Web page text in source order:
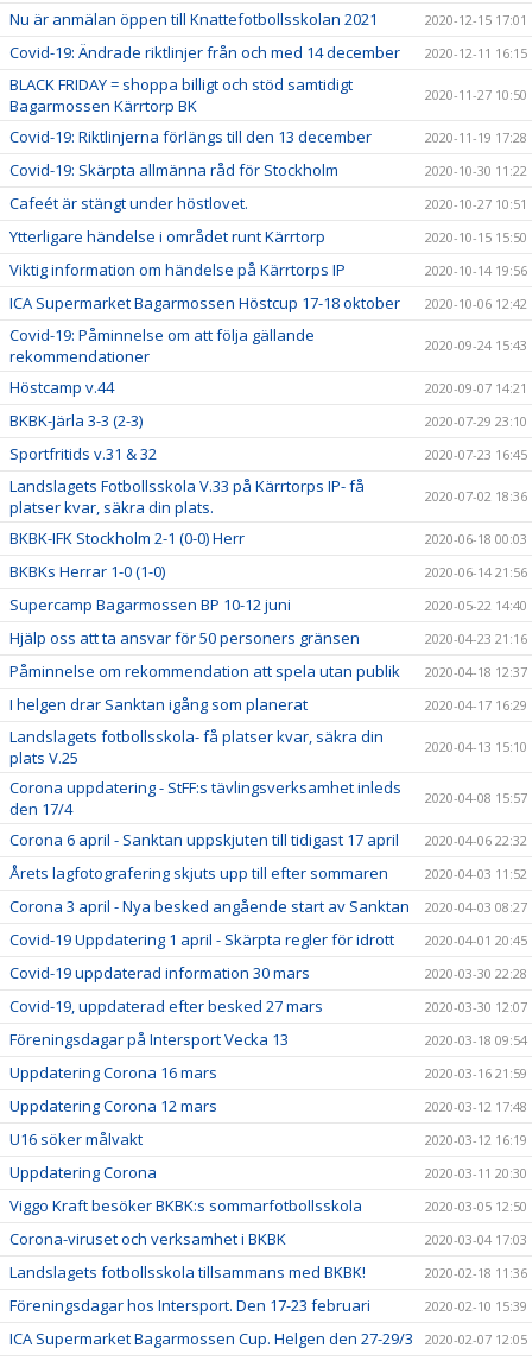
Nu är anmälan öppen till Knattefotbollsskolan 2021 2020-12-15 17:01
Covid-19: Ändrade riktlinjer från och med 14 december 2020-12-11 16:15
BLACK FRIDAY = shoppa billigt och stöd samtidigt
Bagarmossen Kärrtorp BK
2020-11-27 10:50
Covid-19: Riktlinjerna förlängs till den 13 december 2020-11-19 17:28
Covid-19: Skärpta allmänna råd för Stockholm 2020-10-30 11:22
Cafeét är stängt under höstlovet. 2020-10-27 10:51
Ytterligare händelse i området runt Kärrtorp 2020-10-15 15:50
Viktig information om händelse på Kärrtorps IP 2020-10-14 19:56
ICA Supermarket Bagarmossen Höstcup 17-18 oktober 2020-10-06 12:42
Covid-19: Påminnelse om att följa gällande
rekommendationer
2020-09-24 15:43
Höstcamp v.44 2020-09-07 14:21
BKBK-Järla 3-3 (2-3) 2020-07-29 23:10
Sportfritids v.31 & 32 2020-07-23 16:45
Landslagets Fotbollsskola V.33 på Kärrtorps IP- få
platser kvar, säkra din plats.
2020-07-02 18:36
BKBK-IFK Stockholm 2-1 (0-0) Herr 2020-06-18 00:03
BKBKs Herrar 1-0 (1-0) 2020-06-14 21:56
Supercamp Bagarmossen BP 10-12 juni 2020-05-22 14:40
Hjälp oss att ta ansvar för 50 personers gränsen 2020-04-23 21:16
Påminnelse om rekommendation att spela utan publik 2020-04-18 12:37
I helgen drar Sanktan igång som planerat 2020-04-17 16:29
Landslagets fotbollsskola- få platser kvar, säkra din
plats V.25
2020-04-13 15:10
Corona uppdatering - StFF:s tävlingsverksamhet inleds
den 17/4
2020-04-08 15:57
Corona 6 april - Sanktan uppskjuten till tidigast 17 april 2020-04-06 22:32
Årets lagfotografering skjuts upp till efter sommaren 2020-04-03 11:52
Corona 3 april - Nya besked angående start av Sanktan 2020-04-03 08:27
Covid-19 Uppdatering 1 april - Skärpta regler för idrott 2020-04-01 20:45
Covid-19 uppdaterad information 30 mars 2020-03-30 22:28
Covid-19, uppdaterad efter besked 27 mars 2020-03-30 12:07
Föreningsdagar på Intersport Vecka 13 2020-03-18 09:54
Uppdatering Corona 16 mars 2020-03-16 21:59
Uppdatering Corona 12 mars 2020-03-12 17:48
U16 söker målvakt 2020-03-12 16:19
Uppdatering Corona 2020-03-11 20:30
Viggo Kraft besöker BKBK:s sommarfotbollsskola 2020-03-05 12:50
Corona-viruset och verksamhet i BKBK 2020-03-04 17:03
Landslagets fotbollsskola tillsammans med BKBK! 2020-02-18 11:36
Föreningsdagar hos Intersport. Den 17-23 februari 2020-02-10 15:39
ICA Supermarket Bagarmossen Cup. Helgen den 27-29/3 2020-02-07 12:05